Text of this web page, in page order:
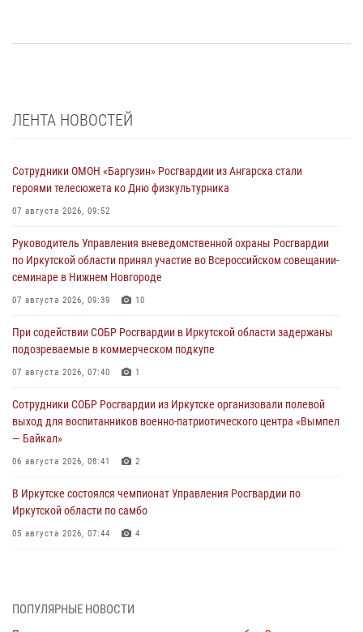
ЛЕНТА НОВОСТЕЙ
Сотрудники ОМОН «Баргузин» Росгвардии из Ангарска стали
героями телесюжета ко Дню физкультурника
07 августа 2026, 09:52
Руководитель Управления вневедомственной охраны Росгвардии
по Иркутской области принял участие во Всероссийском совещании-
семинаре в Нижнем Новгороде
07 августа 2026, 09:39 10
При содействии СОБР Росгвардии в Иркутской области задержаны
подозреваемые в коммерческом подкупе
07 августа 2026, 07:40 1
Сотрудники СОБР Росгвардии из Иркутске организовали полевой
выход для воспитанников военно-патриотического центра «Вымпел
— Байкал»
06 августа 2026, 08:41 2
В Иркутске состоялся чемпионат Управления Росгвардии по
Иркутской области по самбо
05 августа 2026, 07:44 4
04 августа 2026, 07:14 3
ПОПУЛЯРНЫЕ НОВОСТИ